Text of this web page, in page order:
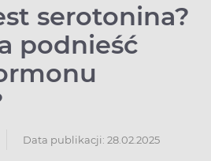
serotonina?
podnieść
Data publikacji: 28.02.2025